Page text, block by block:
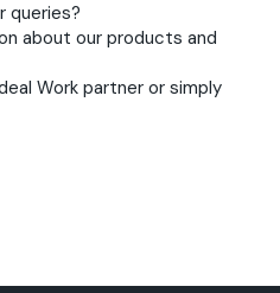
queries?
about our products and
Work partner or simply